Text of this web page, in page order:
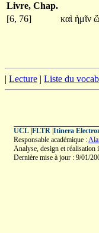
Livre, Chap.
[6, 76]
καὶ ἡμῖν
| Lecture | Liste du
UCL| FLTR| Itinera
Responsable académique :
Analyse, design et réalisation
Dernière mise à jour : 9/01/